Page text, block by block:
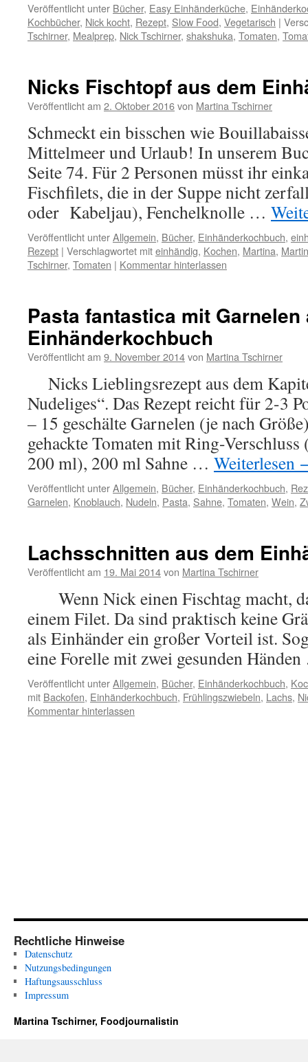
Veröffentlicht unter Bücher, Easy Einhänderküche,
Kochbücher, Nick kocht, Rezept, Slow Food, Vegetarisch |
Tschirner, Mealprep, Nick Tschirner, shakshuka, Tomaten,
Nicks Fischtopf aus dem
Veröffentlicht am 2. Oktober 2016von Martina Tschirner
Schmeckt ein bisschen wie
Mittelmeer und Urlaub! In unserem
Seite 74. Für 2 Personen müsst ihr
Fischfilets, die in der Suppe nicht
oder Kabeljau), Fenchelknolle …
Veröffentlicht unterAllgemein, Bücher, Einhänderkochbuch,
Rezept | Verschlagwortet miteinhändig, Kochen, Martina,
Tschirner, Tomaten | Kommentar hinterlassen
Pasta fantastica mit Garnelen
Einhänderkochbuch
Veröffentlicht am 9. November 2014von Martina Tschirner
Nicks Lieblingsrezept aus dem
Nudeliges“. Das Rezept reicht für 2-3
– 15 geschälte Garnelen (je nach
gehackte Tomaten mit Ring-
200 ml), 200 ml Sahne … Weiterlesen
Veröffentlicht unterAllgemein, Bücher, Einhänderkochbuch,
Garnelen, Knoblauch, Nudeln, Pasta, Sahne, Tomaten, Wein,
Lachsschnitten aus dem
Veröffentlicht am 19. Mai 2014von Martina Tschirner
Wenn Nick einen Fischtag macht,
einem Filet. Da sind praktisch keine
als Einhänder ein großer Vorteil ist.
eine Forelle mit zwei gesunden
Veröffentlicht unterAllgemein, Bücher, Einhänderkochbuch,
mit Backofen, Einhänderkochbuch, Frühlingszwiebeln, Lachs,
Kommentar hinterlassen
Rechtliche Hinweise
Datenschutz
Nutzungsbedingungen
Haftungsausschluss
Impressum
Martina Tschirner, Foodjournalistin